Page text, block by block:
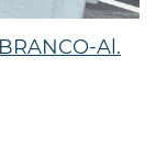
Al.